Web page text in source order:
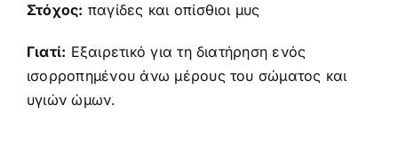
Στόχος: παγίδες και οπίσθιοι μυς
Γιατί: Εξαιρετικό για τη διατήρηση ενός
ισορροπημένου άνω μέρους του σώματος και
υγιών ώμων.